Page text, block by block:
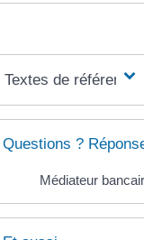
Textes de référence
Questions ?
Médiateur